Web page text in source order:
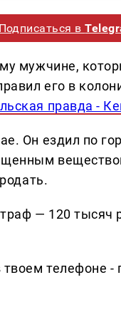
Подписаться в
мужчине,
его в
правда -
Он ездил по
— 120 тысяч
телефоне